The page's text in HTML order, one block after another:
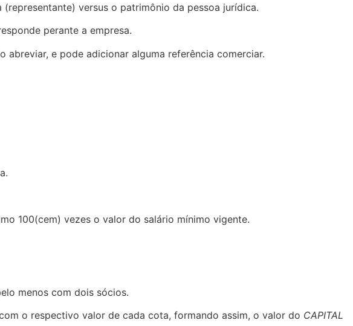
versus o patrimônio da pessoa jurídica.
perante a empresa.
abreviar, e pode adicionar alguma referência comerciar.
100(cem) vezes o valor do salário mínimo vigente.
menos com dois sócios.
o respectivo valor de cada cota, formando assim, o valor do CAPITAL